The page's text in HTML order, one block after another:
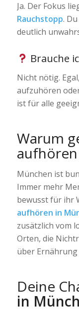
Ja. Der Fokus
Rauchstopp.
deutlich
Brauche
Nicht nötig.
aufzuhören
ist für alle
Warum
München ist
Immer mehr
bewusst für ihr
aufhören in
zusätzlich vom
Orten, die
über Ernährung
Deine
in